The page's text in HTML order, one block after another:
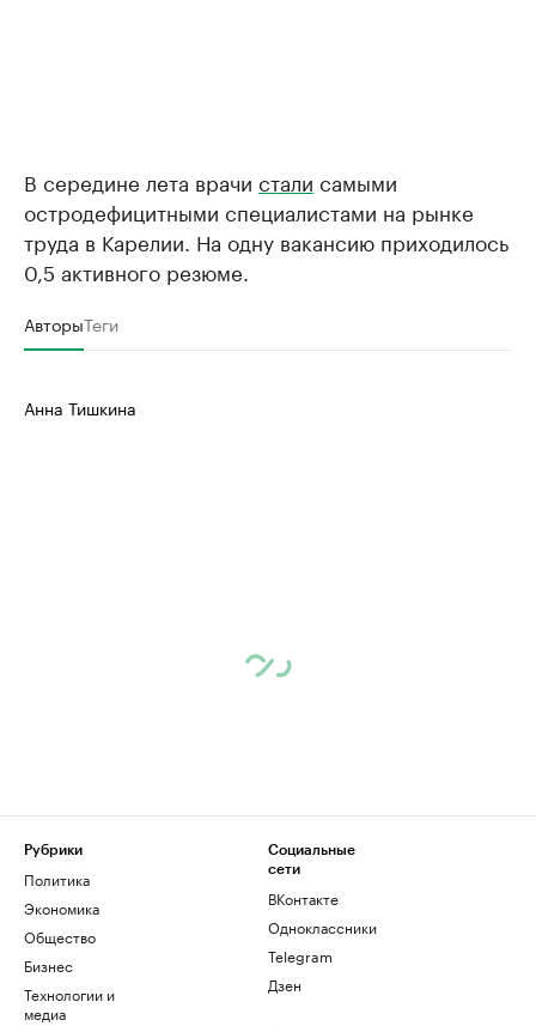
В середине лета врачи стали самыми
остродефицитными специалистами на рынке
труда в Карелии. На одну вакансию приходилось
0,5 активного резюме.
АвторыТеги
Анна Тишкина
Рубрики
Политика
Экономика
Общество
Бизнес
Технологии и
медиа
Социальные
сети
ВКонтакте
Одноклассники
Telegram
Дзен